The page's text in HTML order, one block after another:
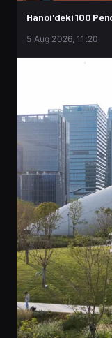
Hanoi'deki 100
5 Aug 2026, 11:20